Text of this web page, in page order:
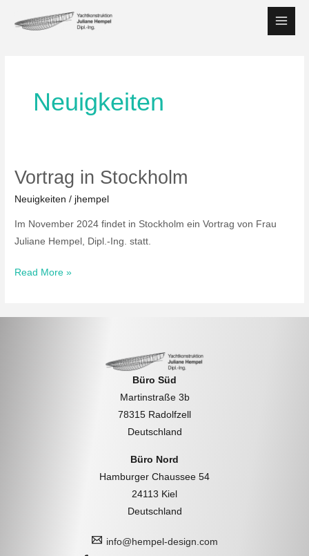
Inhalt
Main
Neuigkeiten
Vortrag in Stockholm
Neuigkeiten / jhempel
Im November 2024 findet in Stockholm ein Vortrag von Frau
Juliane Hempel, Dipl.-Ing. statt.
Vortrag
Read More »
Büro Süd
Martinstraße 3b
78315 Radolfzell
Deutschland
Büro Nord
Hamburger Chaussee 54
24113 Kiel
Deutschland
info@hempel-design.com